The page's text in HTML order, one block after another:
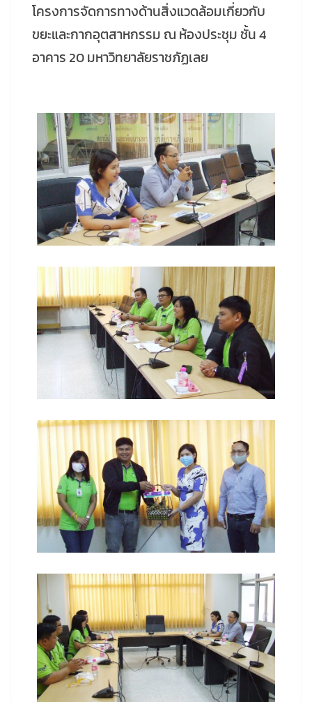
โครงการจัดการทางด้านสิ่งแวดล้อมเกี่ยวกับ
ขยะและกากอุตสาหกรรม ณ ห้องประชุม ชั้น 4
อาคาร 20 มหาวิทยาลัยราชภัฏเลย